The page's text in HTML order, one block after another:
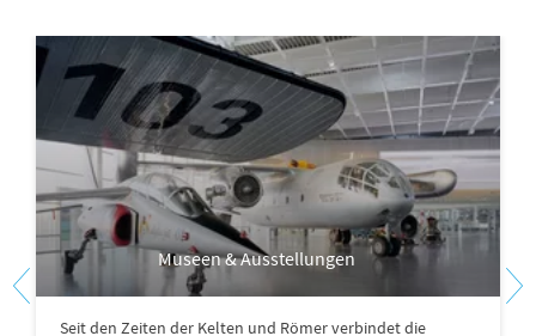
Museen & Ausstellungen
Seit den Zeiten der Kelten und Römer verbindet die